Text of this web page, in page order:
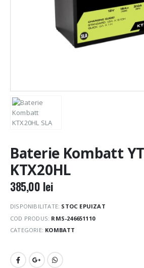
Baterie Kombatt
KTX20HL
385,00 lei
DISPONIBILITATE: STOC EPUIZAT
COD PRODUS: RMS-246651110
CATEGORIE: KOMBATT